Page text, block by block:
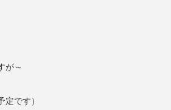
が～
です）